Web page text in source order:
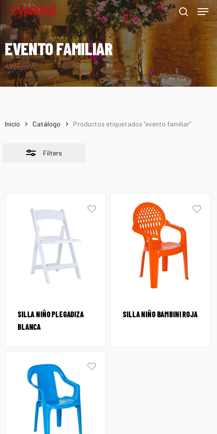
Skip
main
content
search
Menu
EVENTO FAMILIAR
Inicio Catálogo Productos etiquetados “evento familiar”
Filters
Close
Filters
SILLA NIÑO PLEGADIZA
BLANCA
SILLA NIÑO BAMBINI ROJA
Menu